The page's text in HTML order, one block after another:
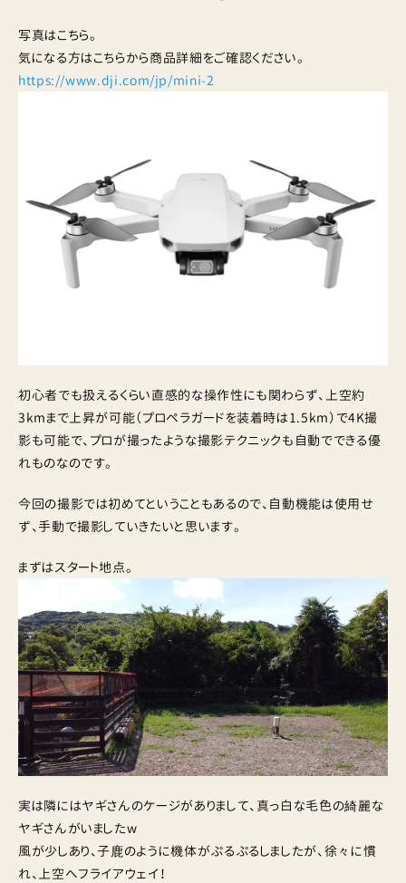
写真はこちら。
気になる方はこちらから商品詳細をご確認ください。
https://www.dji.com/jp/mini-2
初心者でも扱えるくらい直感的な操作性にも関わらず、上空約
3kmまで上昇が可能（プロペラガードを装着時は1.5km）で4K撮
影も可能で、プロが撮ったような撮影テクニックも自動でできる優
れものなのです。
今回の撮影では初めてということもあるので、自動機能は使用せ
ず、手動で撮影していきたいと思います。
まずはスタート地点。
実は隣にはヤギさんのケージがありまして、真っ白な毛色の綺麗な
ヤギさんがいましたw
風が少しあり、子鹿のように機体がぷるぷるしましたが、徐々に慣
れ、上空へフライアウェイ！